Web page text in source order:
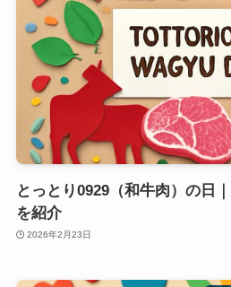
とっとり0929（和牛肉）の日
を紹介
2026年2月23日